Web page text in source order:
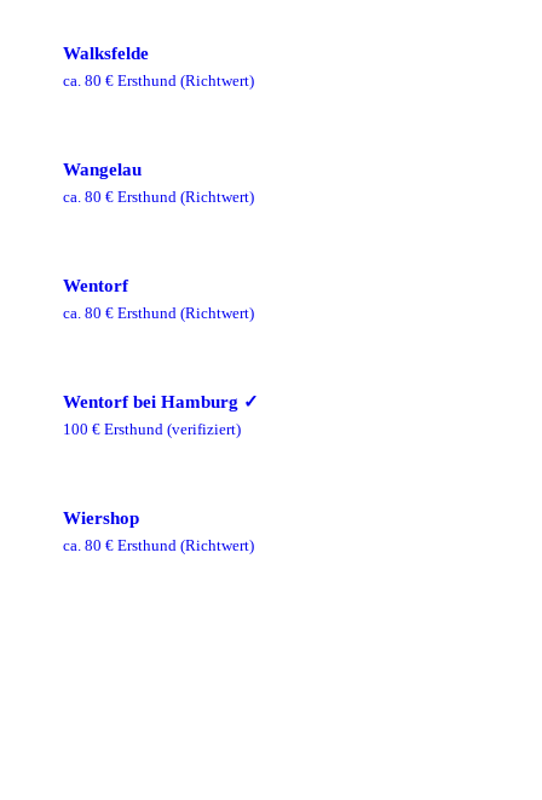
Walksfelde
ca. 80 € Ersthund (Richtwert)
Wangelau
ca. 80 € Ersthund (Richtwert)
Wentorf
ca. 80 € Ersthund (Richtwert)
Wentorf bei Hamburg ✓
100 € Ersthund (verifiziert)
Wiershop
ca. 80 € Ersthund (Richtwert)